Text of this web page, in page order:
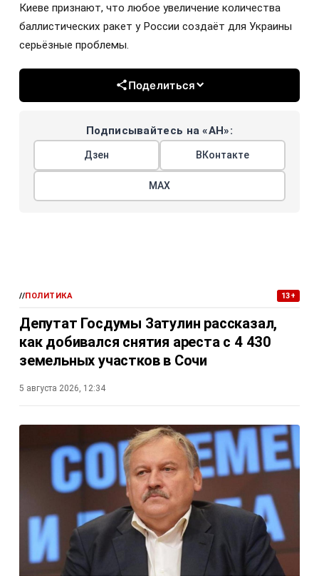
Киеве признают, что любое увеличение количества
баллистических ракет у России создаёт для Украины
серьёзные проблемы.
Поделиться
Подписывайтесь на «АН»:
Дзен ВКонтакте
МАХ
//ПОЛИТИКА 13+
Депутат Госдумы Затулин рассказал,
как добивался снятия ареста с 4 430
земельных участков в Сочи
5 августа 2026, 12:34